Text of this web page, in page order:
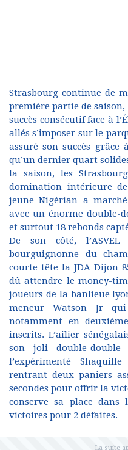
Strasbourg continue de
première partie de
succès consécutif face à
allés s’imposer sur le
assuré son succès
qu’un dernier quart
la saison, les
domination intérieure
jeune Nigérian a
avec un énorme double-
et surtout 18 rebonds
De son côté,
bourguignonne du
courte tête la JDA Dijon
dû attendre le money-
joueurs de la banlieue
meneur Watson Jr
notamment en
inscrits. L’ailier
son joli double-
l’expérimenté
rentrant deux paniers
secondes pour offrir la
conserve sa place
victoires pour 2 défaites.